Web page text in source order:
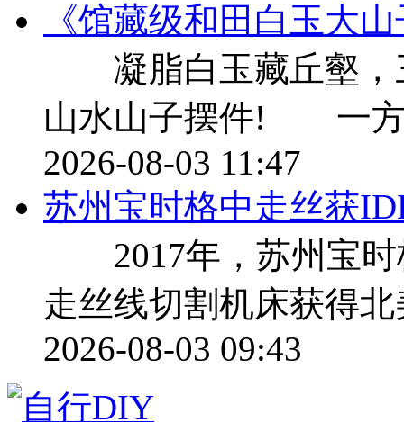
《馆藏级和田白玉大
凝脂白玉藏丘壑，
山水山子摆件! 一方
2026-08-03 11:47
苏州宝时格中走丝获
2017年，苏州宝时
走丝线切割机床获得
2026-08-03 09:43